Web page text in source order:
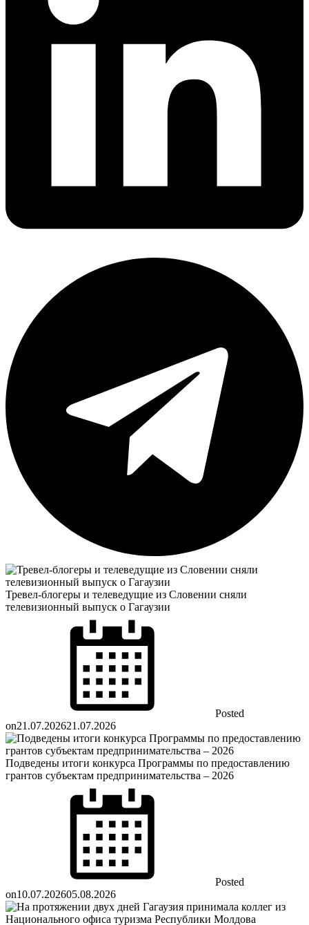
Тревел-блогеры и телеведущие из Словении сняли
телевизионный выпуск о Гагаузии
Posted
on21.07.202621.07.2026
Подведены итоги конкурса Программы по предоставлению
грантов субъектам предпринимательства – 2026
Posted
on10.07.202605.08.2026